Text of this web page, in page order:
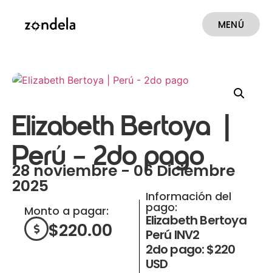
MENÚ
Elizabeth Bertoya |
Perú – 2do pago
28 noviembre - 06 Diciembre
2025
Monto a pagar:
$220.00
Información del
pago:
Elizabeth Bertoya
Perú INV2
2do pago: $220
USD